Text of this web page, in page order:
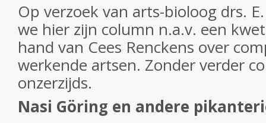
Op verzoek van arts-bioloog drs.
we hier zijn column n.a.v. een
hand van Cees Renckens over
werkende artsen. Zonder verder
onzerzijds.
Nasi Göring en andere